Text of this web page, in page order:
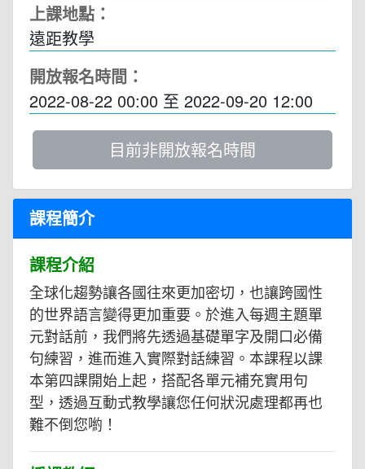
上課地點：
遠距教學
開放報名時間：
2022-08-22 00:00 至 2022-09-20 12:00
目前非開放報名時間
課程簡介
課程介紹
全球化趨勢讓各國往來更加密切，也讓跨國性
的世界語言變得更加重要。於進入每週主題單
元對話前，我們將先透過基礎單字及開口必備
句練習，進而進入實際對話練習。本課程以課
本第四課開始上起，搭配各單元補充實用句
型，透過互動式教學讓您任何狀況處理都再也
難不倒您喲！